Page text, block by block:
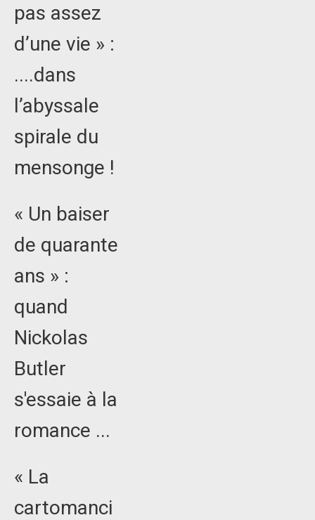
pas assez
d’une vie » :
....dans
l’abyssale
spirale du
mensonge !
« Un baiser
de quarante
ans » :
quand
Nickolas
Butler
s'essaie à la
romance ...
« La
cartomanci